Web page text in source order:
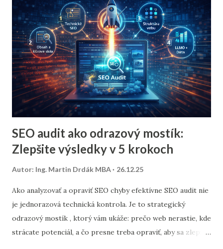
zároveň jednoznačný pre vyhľadávače a AI systémy. Čo je
technický SEO audit a čo je jeho cieľ Technický SEO audit je
kontrola toho, či web spĺňa technické podmienky pre
efektívne SEO: aby ho Google vedel spoľahlivo prehľadať,
indexovať a vyhodnotiť. Cieľ technického auditu: odstrániť
bariéry indexácie a crawl-u (prehľadávania) znížiť poč...
SEO audit ako odrazový mostík:
Zlepšite výsledky v 5 krokoch
Autor: Ing. Martin Drdák MBA 26.12.25
Ako analyzovať a opraviť SEO chyby efektívne SEO audit nie
je jednorazová technická kontrola. Je to strategický
odrazový mostík , ktorý vám ukáže: prečo web nerastie, kde
strácate potenciál, a čo presne treba opraviť, aby sa zlepšili